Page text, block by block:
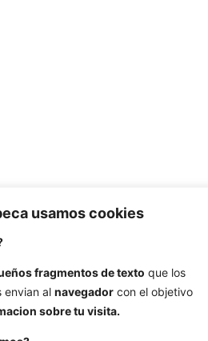
usamos cookies
fragmentos de texto que los
envian al navegador con el objetivo
sobre tu visita.